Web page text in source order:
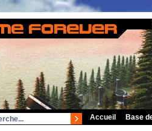
Accueil Base